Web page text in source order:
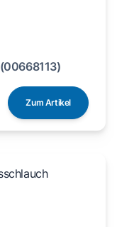
(00668113)
Zum Artikel